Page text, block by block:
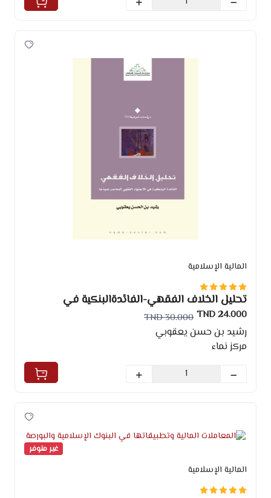
المالية الإسلامية
تحليل الخلاف الفقهي-الفائدةالبنكية في
الاجتهاد الفقهي المعاصر نموذجيا
24.000 TND
30.000 TND
رشيد بن حسن يعقوبي
مركز نماء
غير متوفر
المالية الإسلامية